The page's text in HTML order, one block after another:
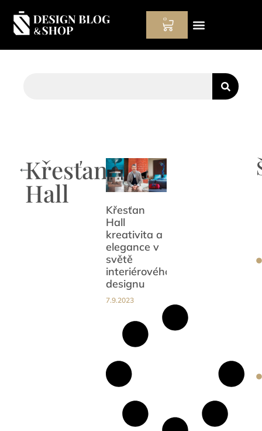
0
←Křesťan
Hall
Křesťan
Hall
kreativita a
elegance v
světě
interiérového
designu
7.9.2023